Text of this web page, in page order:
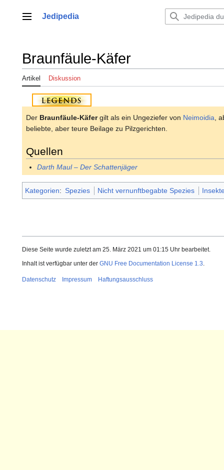
springenHauptmenü
Jedipedia
Braunfäule-Käfer
Artikel Diskussion
Der Braunfäule-Käfergilt als ein Ungeziefer von Neimoidia ,
beliebte, aber teure Beilage zu Pilzgerichten.
Quellen
Darth Maul – Der Schattenjäger
Kategorien: Spezies Nicht vernunftbegabte Spezies
Diese Seite wurde zuletzt am 25. März 2021 um 01:15 Uhr bearbeitet.
Inhalt ist verfügbar unter der GNU Free Documentation License 1.3.
Datenschutz Impressum Haftungsausschluss